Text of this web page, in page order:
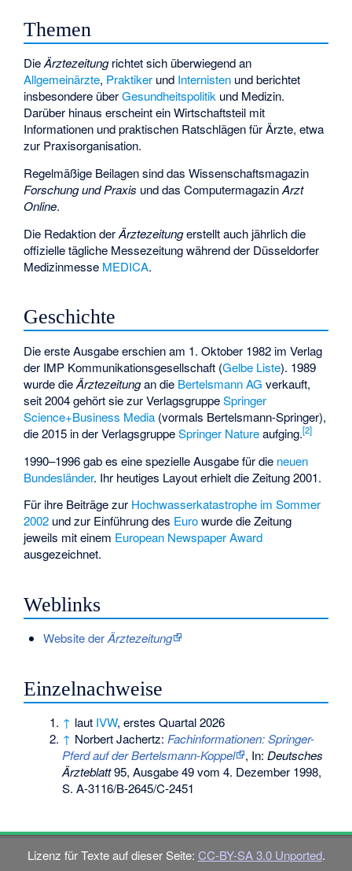
Themen
DieÄrztezeitungrichtet sich überwiegend an
Allgemeinärzte, Praktiker und Internisten und berichtet
insbesondere überGesundheitspolitik und Medizin.
Darüber hinaus erscheint ein Wirtschaftsteil mit
Informationen und praktischen Ratschlägen für Ärzte, etwa
zur Praxisorganisation.
Regelmäßige Beilagen sind das Wissenschaftsmagazin
Forschung und Praxis und das ComputermagazinArzt
Online.
Die Redaktion derÄrztezeitungerstellt auch jährlich die
offizielle tägliche Messezeitung während der Düsseldorfer
Medizinmesse MEDICA.
Geschichte
Die erste Ausgabe erschien am 1. Oktober 1982 im Verlag
der IMP Kommunikationsgesellschaft (Gelbe Liste). 1989
wurde dieÄrztezeitungan die Bertelsmann AG verkauft,
seit 2004 gehört sie zur VerlagsgruppeSpringer
Science+Business Media (vormals Bertelsmann-Springer),
die 2015 in der VerlagsgruppeSpringer Natureaufging.[2]
1990–1996 gab es eine spezielle Ausgabe für die neuen
Bundesländer. Ihr heutiges Layout erhielt die Zeitung 2001.
Für ihre Beiträge zur Hochwasserkatastrophe im Sommer
2002 und zur Einführung des Eurowurde die Zeitung
jeweils mit einem European Newspaper Award
ausgezeichnet.
Weblinks
Website derÄrztezeitung
Einzelnachweise
↑ laut IVW, erstes Quartal 2026
↑ Norbert Jachertz: Fachinformationen: Springer-
Pferd auf der Bertelsmann-Koppel
, In:Deutsches
Ärzteblatt95, Ausgabe 49 vom 4. Dezember 1998,
S. A-3116/B-2645/C-2451
Lizenz für Texte auf dieser Seite: CC-BY-SA 3.0 Unported.